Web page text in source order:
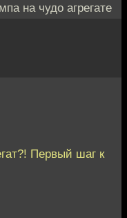
на чудо агрегате
Первый шаг к